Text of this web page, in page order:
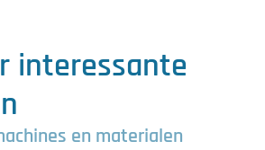
interessante
en materialen